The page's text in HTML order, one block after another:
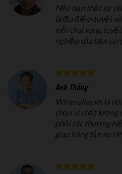
Nếu bạn thật sự
là địa điểm tuyệt
mỗi chai vang
nghiệp của bạn
Anh Thắng
Winevalley.vn là
chọn vì chất lượng
phối các thương
giao hàng tận nơi